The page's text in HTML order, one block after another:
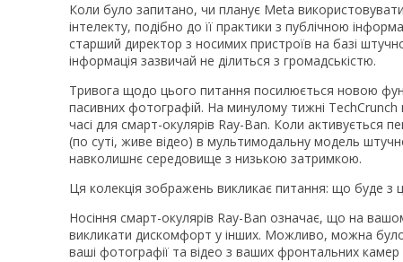
Коли було запитано, чи планує Meta
інтелекту, подібно до її практики з публічною
старший директор з носимих пристроїв на базі
інформація зазвичай не ділиться з громадськістю.
Тривога щодо цього питання посилюється новою
пасивних фотографій. На минулому тижні
часі для смарт-окулярів Ray-Ban. Коли
(по суті, живе відео) в мультимодальну модель
навколишнє середовище з низькою затримкою.
Ця колекція зображень викликає питання: що буде
Носіння смарт-окулярів Ray-Ban означає, що на
викликати дискомфорт у інших. Можливо, можна було
ваші фотографії та відео з ваших фронтальних